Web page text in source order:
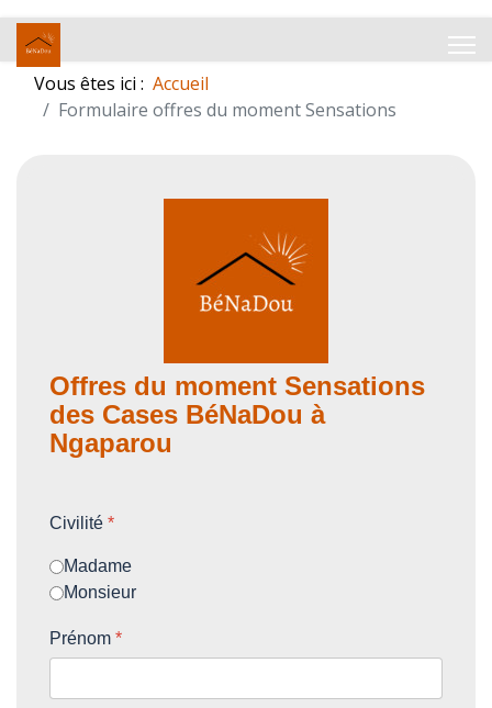
Vous êtes ici : Accueil
Formulaire offres du moment Sensations
Offres du moment Sensations
des Cases BéNaDou à
Ngaparou
Civilité *
Madame
Monsieur
Prénom *